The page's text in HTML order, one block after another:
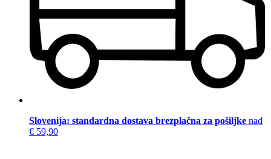
Slovenija: standardna dostava brezplačna za pošiljke nad
€ 59,90